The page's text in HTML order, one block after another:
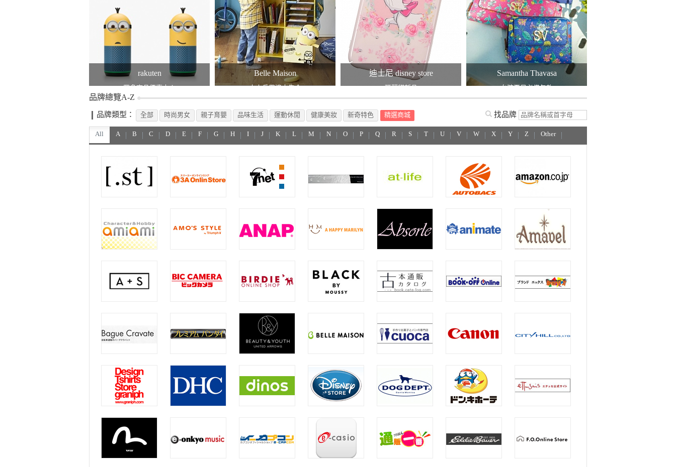
rakuten
眾多商品優惠中！
Belle Maison
小小兵周邊大集合
迪士尼 disney store
瑪麗貓新品
Samantha Thavasa
女孩夏日必備包款
品牌總覽A-Z
找品牌
品牌類型： 全部 時尚男女 親子育嬰 品味生活 運動休閒 健康美妝 新奇特色 精選商城
All A B C D E F G H I J K L M N O P Q R S T U V W X Y Z Other